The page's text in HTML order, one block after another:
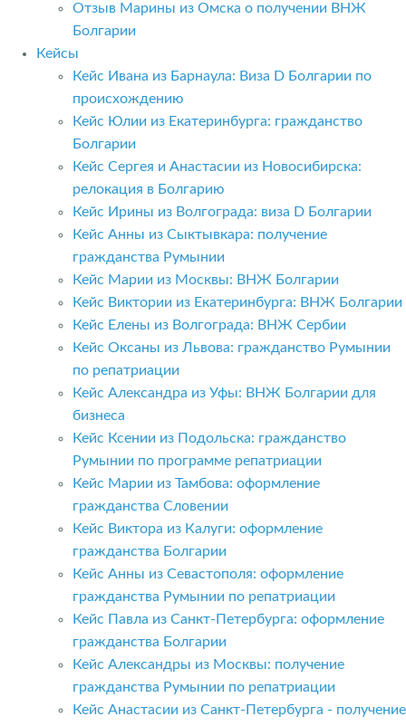
Отзыв Марины из Омска о получении ВНЖ
Болгарии
Кейсы
Кейс Ивана из Барнаула: Виза D Болгарии по
происхождению
Кейс Юлии из Екатеринбурга: гражданство
Болгарии
Кейс Сергея и Анастасии из Новосибирска:
релокация в Болгарию
Кейс Ирины из Волгограда: виза D Болгарии
Кейс Анны из Сыктывкара: получение
гражданства Румынии
Кейс Марии из Москвы: ВНЖ Болгарии
Кейс Виктории из Екатеринбурга: ВНЖ Болгарии
Кейс Елены из Волгограда: ВНЖ Сербии
Кейс Оксаны из Львова: гражданство Румынии
по репатриации
Кейс Александра из Уфы: ВНЖ Болгарии для
бизнеса
Кейс Ксении из Подольска: гражданство
Румынии по программе репатриации
Кейс Марии из Тамбова: оформление
гражданства Словении
Кейс Виктора из Калуги: оформление
гражданства Болгарии
Кейс Анны из Севастополя: оформление
гражданства Румынии по репатриации
Кейс Павла из Санкт-Петербурга: оформление
гражданства Болгарии
Кейс Александры из Москвы: получение
гражданства Румынии по репатриации
Кейс Анастасии из Санкт-Петербурга - получение